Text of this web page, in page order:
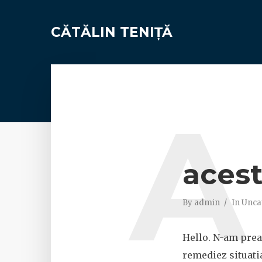
CĂTĂLIN TENIȚĂ
By admin In
A
Hello. N-am
remediez